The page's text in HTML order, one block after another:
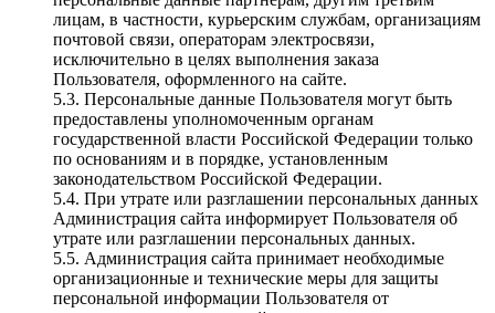
лицам, в частности, курьерским службам, организациям
почтовой связи, операторам электросвязи,
исключительно в целях выполнения заказа
Пользователя, оформленного на сайте.
5.3. Персональные данные Пользователя могут быть
предоставлены уполномоченным органам
государственной власти Российской Федерации только
по основаниям и в порядке, установленным
законодательством Российской Федерации.
5.4. При утрате или разглашении персональных данных
Администрация сайта информирует Пользователя об
утрате или разглашении персональных данных.
5.5. Администрация сайта принимает необходимые
организационные и технические меры для защиты
персональной информации Пользователя от